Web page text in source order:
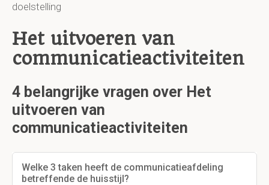
doelstelling
Het uitvoeren van
communicatieactiviteiten
4 belangrijke vragen over Het
uitvoeren van
communicatieactiviteiten
Welke 3 taken heeft de communicatieafdeling
betreffende de huisstijl?